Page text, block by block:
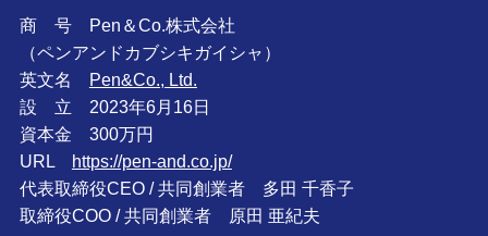
商 号 Pen＆Co.株式会社
（ペンアンドカブシキガイシャ）
英文名 Pen&Co., Ltd.
設 立 2023年6月16日
資本金 300万円
URL https://pen-and.co.jp/
代表取締役CEO / 共同創業者 多田 千香子
取締役COO / 共同創業者 原田 亜紀夫